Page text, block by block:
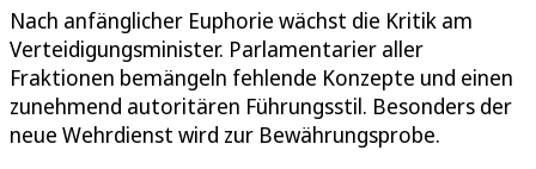
Nach anfänglicher Euphorie wächst die Kritik am
Verteidigungsminister. Parlamentarier aller
Fraktionen bemängeln fehlende Konzepte und einen
zunehmend autoritären Führungsstil. Besonders der
neue Wehrdienst wird zur Bewährungsprobe.